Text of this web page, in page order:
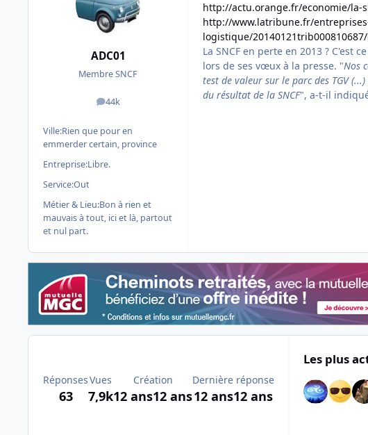
ADC01
Membre SNCF
44k
messages
Ville:Rien que pour en
emmerder certain, province
Entreprise:Libre.
Service:Out
Métier & Lieu:Bon à rien et
mauvais à tout, ici et là, partout
et nul part.
http://actu.orange.fr/economie/la-
http://www.latribune.fr/
logistique/
La SNCF en perte en 2013 ? C'est
lors de ses vœux à la presse. "Nos
test de valeur sur le parc des TGV
du résultat de la SNCF", a-t-il
Réponses
63
Vues
7,9k
Création
12 ans12 ans
Dernière réponse
12 ans12 ans
Les plus